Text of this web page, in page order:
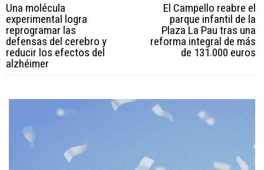
Una molécula
experimental logra
reprogramar las
defensas del cerebro y
reducir los efectos del
alzhéimer
El Campello reabre el
parque infantil de la
Plaza La Pau tras una
reforma integral de más
de 131.000 euros